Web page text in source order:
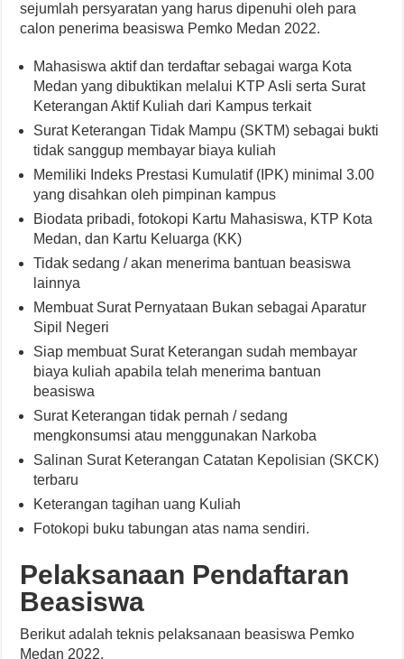
sejumlah persyaratan yang harus dipenuhi oleh para
calon penerima beasiswa Pemko Medan 2022.
Mahasiswa aktif dan terdaftar sebagai warga Kota
Medan yang dibuktikan melalui KTP Asli serta Surat
Keterangan Aktif Kuliah dari Kampus terkait
Surat Keterangan Tidak Mampu (SKTM) sebagai bukti
tidak sanggup membayar biaya kuliah
Memiliki Indeks Prestasi Kumulatif (IPK) minimal 3.00
yang disahkan oleh pimpinan kampus
Biodata pribadi, fotokopi Kartu Mahasiswa, KTP Kota
Medan, dan Kartu Keluarga (KK)
Tidak sedang / akan menerima bantuan beasiswa
lainnya
Membuat Surat Pernyataan Bukan sebagai Aparatur
Sipil Negeri
Siap membuat Surat Keterangan sudah membayar
biaya kuliah apabila telah menerima bantuan
beasiswa
Surat Keterangan tidak pernah / sedang
mengkonsumsi atau menggunakan Narkoba
Salinan Surat Keterangan Catatan Kepolisian (SKCK)
terbaru
Keterangan tagihan uang Kuliah
Fotokopi buku tabungan atas nama sendiri.
Pelaksanaan Pendaftaran
Beasiswa
Berikut adalah teknis pelaksanaan beasiswa Pemko
Medan 2022.